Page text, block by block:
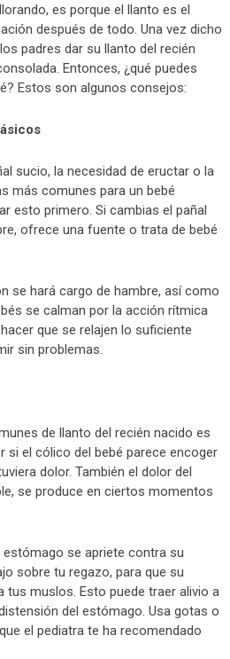
es porque el llanto es el
después de todo. Una vez dicho
padres dar su llanto del recién
Entonces, ¿qué puedes
Estos son algunos consejos:
sucio, la necesidad de eructar o la
más comunes para un bebé
esto primero. Si cambias el pañal
ofrece una fuente o trata de bebé
se hará cargo de hambre, así como
se calman por la acción rítmica
que se relajen lo suficiente
sin problemas.
de llanto del recién nacido es
si el cólico del bebé parece encoger
dolor. También el dolor del
se produce en ciertos momentos
se apriete contra su
sobre tu regazo, para que su
muslos. Esto puede traer alivio a
del estómago. Usa gotas o
el pediatra te ha recomendado